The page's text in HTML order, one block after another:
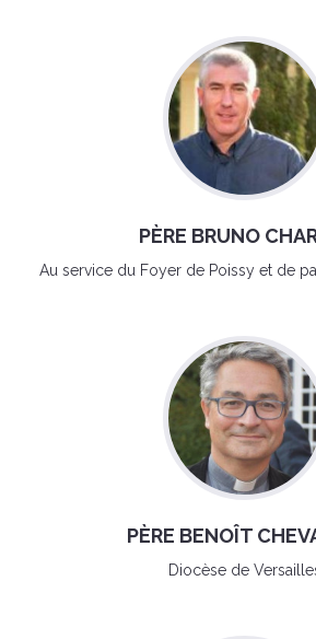
PÈRE BRUNO
Au service du Foyer de Poissy et de
PÈRE BENOÎT
Diocèse de